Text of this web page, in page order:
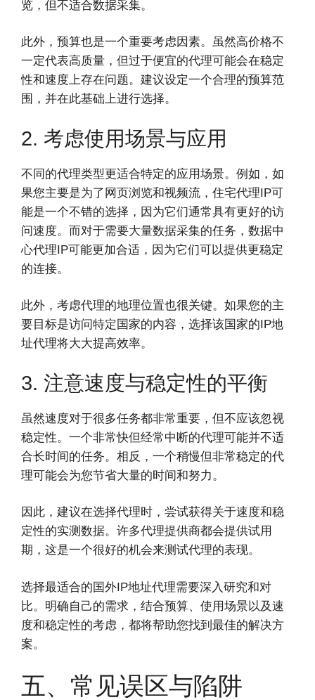
览，但不适合数据采集。
此外，预算也是一个重要考虑因素。虽然高价格不
一定代表高质量，但过于便宜的代理可能会在稳定
性和速度上存在问题。建议设定一个合理的预算范
围，并在此基础上进行选择。
2. 考虑使用场景与应用
不同的代理类型更适合特定的应用场景。例如，如
果您主要是为了网页浏览和视频流，住宅代理IP可
能是一个不错的选择，因为它们通常具有更好的访
问速度。而对于需要大量数据采集的任务，数据中
心代理IP可能更加合适，因为它们可以提供更稳定
的连接。
此外，考虑代理的地理位置也很关键。如果您的主
要目标是访问特定国家的内容，选择该国家的IP地
址代理将大大提高效率。
3. 注意速度与稳定性的平衡
虽然速度对于很多任务都非常重要，但不应该忽视
稳定性。一个非常快但经常中断的代理可能并不适
合长时间的任务。相反，一个稍慢但非常稳定的代
理可能会为您节省大量的时间和努力。
因此，建议在选择代理时，尝试获得关于速度和稳
定性的实测数据。许多代理提供商都会提供试用
期，这是一个很好的机会来测试代理的表现。
选择最适合的国外IP地址代理需要深入研究和对
比。明确自己的需求，结合预算、使用场景以及速
度和稳定性的考虑，都将帮助您找到最佳的解决方
案。
五、常见误区与陷阱